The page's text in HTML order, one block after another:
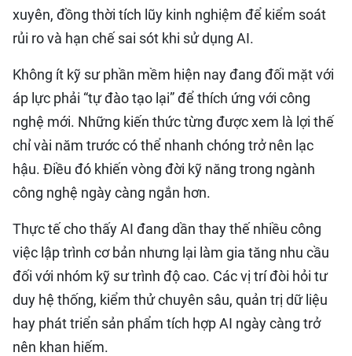
xuyên, đồng thời tích lũy kinh nghiệm để kiểm soát
rủi ro và hạn chế sai sót khi sử dụng AI.
Không ít kỹ sư phần mềm hiện nay đang đối mặt với
áp lực phải “tự đào tạo lại” để thích ứng với công
nghệ mới. Những kiến thức từng được xem là lợi thế
chỉ vài năm trước có thể nhanh chóng trở nên lạc
hậu. Điều đó khiến vòng đời kỹ năng trong ngành
công nghệ ngày càng ngắn hơn.
Thực tế cho thấy AI đang dần thay thế nhiều công
việc lập trình cơ bản nhưng lại làm gia tăng nhu cầu
đối với nhóm kỹ sư trình độ cao. Các vị trí đòi hỏi tư
duy hệ thống, kiểm thử chuyên sâu, quản trị dữ liệu
hay phát triển sản phẩm tích hợp AI ngày càng trở
nên khan hiếm.